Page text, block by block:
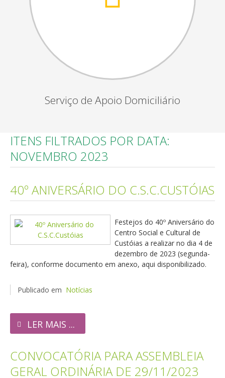
Serviço de Apoio Domiciliário
ITENS FILTRADOS POR DATA:
NOVEMBRO 2023
40º ANIVERSÁRIO DO C.S.C.CUSTÓIAS
Festejos do 40º Aniversário do
Centro Social e Cultural de
Custóias a realizar no dia 4 de
dezembro de 2023 (segunda-
feira), conforme documento em anexo, aqui disponibilizado.
Publicado em Notícias
LER MAIS ...
CONVOCATÓRIA PARA ASSEMBLEIA
GERAL ORDINÁRIA DE 29/11/2023